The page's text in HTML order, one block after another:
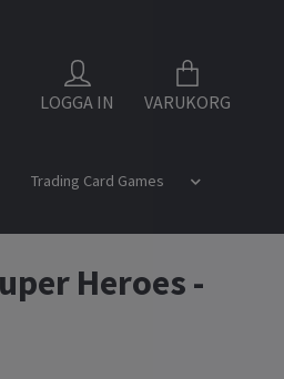
LOGGA IN VARUKORG
Trading Card Games
Heroes -